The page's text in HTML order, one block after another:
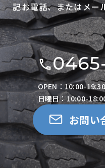
記お電話、またはメー
OPEN：10:00-
日曜日：10:00-
お問い